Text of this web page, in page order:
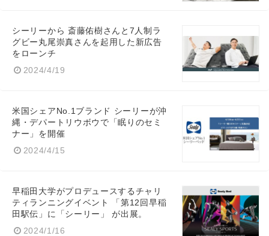
シーリーから 斎藤佑樹さんと7人制ラ
グビー丸尾崇真さんを起用した新広告
をローンチ
2024/4/19
米国シェアNo.1ブランド シーリーが沖
縄・デパートリウボウで「眠りのセミ
ナー」を開催
2024/4/15
早稲田大学がプロデュースするチャリ
ティランニングイベント 「第12回早稲
田駅伝」に「シーリー」 が出展。
2024/1/16